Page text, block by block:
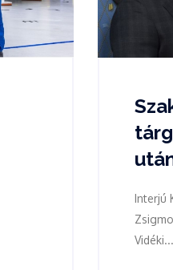
Interjú
Vidéki...